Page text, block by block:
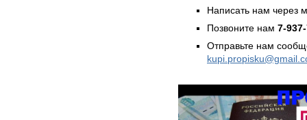
Написать нам через
Позвоните нам 7-
Отправьте нам